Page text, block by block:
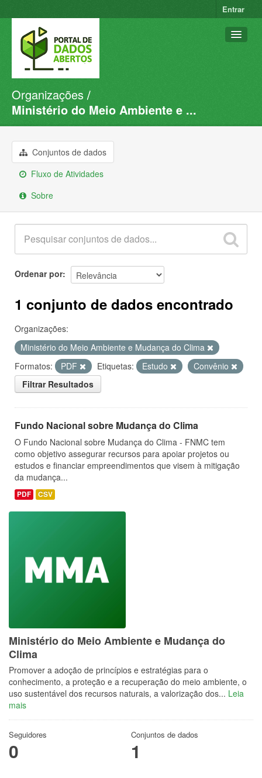
Entrar
Conjuntos de dados
Organizações
Sobre
Organizações
Ministério do Meio Ambiente e ...
Conjuntos de dados
Fluxo de Atividades
Sobre
Ordenar por
1 conjunto de dados encontrado
Organizações:
Ministério do Meio Ambiente e Mudança do Clima
Formatos:
PDF Etiquetas: Estudo
Convênio
Filtrar Resultados
Fundo Nacional sobre Mudança do Clima
O Fundo Nacional sobre Mudança do Clima - FNMC tem
como objetivo assegurar recursos para apoiar projetos ou
estudos e financiar empreendimentos que visem à mitigação
da mudança...
PDF CSV
Ministério do Meio Ambiente e Mudança do
Clima
Promover a adoção de princípios e estratégias para o
conhecimento, a proteção e a recuperação do meio ambiente, o
uso sustentável dos recursos naturais, a valorização dos... Leia
mais
Seguidores
0
Conjuntos de dados
1